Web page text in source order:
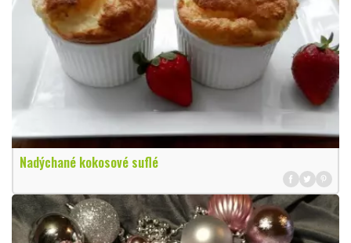
Nadýchané kokosové suflé